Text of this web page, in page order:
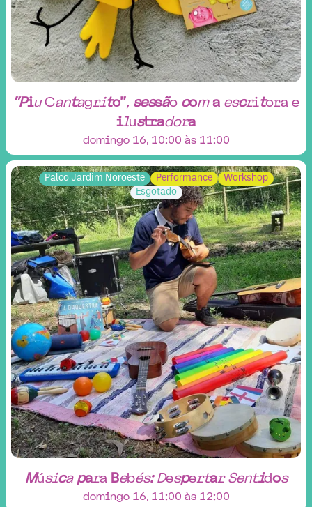
"Piu Cantagrito", sessão com a escritora e
ilustradora
domingo 16, 10:00 às 11:00
Palco Jardim Noroeste Performance
Workshop
Esgotado
Música para Bebés: Despertar Sentidos
domingo 16, 11:00 às 12:00